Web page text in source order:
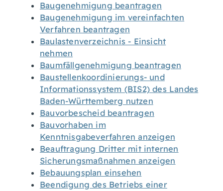
Baugenehmigung beantragen
Baugenehmigung im vereinfachten
Verfahren beantragen
Baulastenverzeichnis - Einsicht
nehmen
Baumfällgenehmigung beantragen
Baustellenkoordinierungs- und
Informationssystem (BIS2) des Landes
Baden-Württemberg nutzen
Bauvorbescheid beantragen
Bauvorhaben im
Kenntnisgabeverfahren anzeigen
Beauftragung Dritter mit internen
Sicherungsmaßnahmen anzeigen
Bebauungsplan einsehen
Beendigung des Betriebs einer